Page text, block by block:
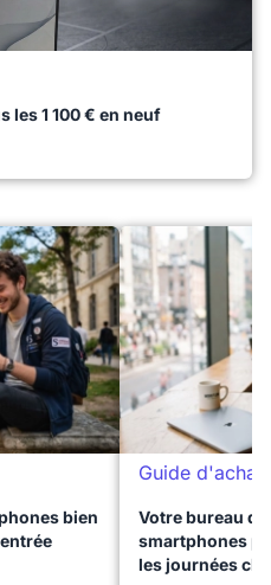
les 1 100 € en neuf
bien
Guide d'achat
Votre bureau
smartphones
les journées